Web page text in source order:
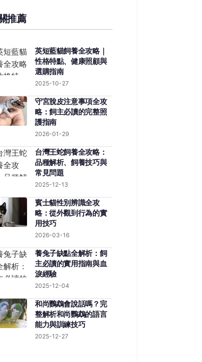
推薦
英短藍貓飼養全攻略｜
性格特點、健康照顧與
選購指南
2025-10-27
守宮脫皮注意事項全攻
略：飼主必讀的完整照
護指南
2026-01-29
台灣王蛇飼養全攻略：
品種解析、飼養技巧與
常見問題
2025-12-13
賓士貓性別辨識全攻
略：從外觀到行為的實
用技巧
2026-03-16
養兔子缺點全解析：飼
主必讀的實用指南與血
淚經驗
2025-12-04
和尚鸚鵡會說話嗎？完
整解析和尚鸚鵡的語言
能力與訓練技巧
2025-12-27